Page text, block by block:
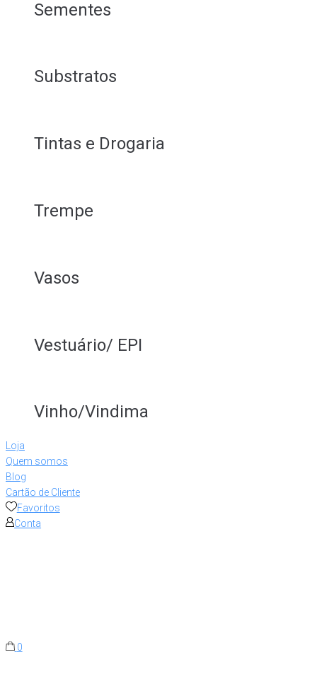
Sementes
Substratos
Tintas e Drogaria
Trempe
Vasos
Vestuário/ EPI
Vinho/Vindima
Loja
Quem somos
Blog
Cartão de Cliente
Favoritos
Conta
0